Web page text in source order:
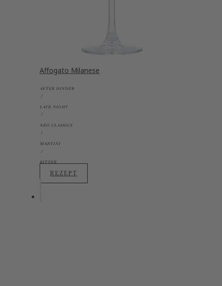
Affogato Milanese
AFTER DINNER
LATE NIGHT
NEO CLASSICS
MARTINI
BITTER
REZEPT